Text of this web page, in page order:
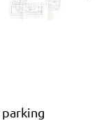
parking